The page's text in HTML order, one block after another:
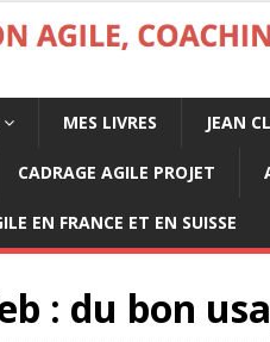
MES LIVRES JEAN
CADRAGE AGILE PROJET
EN FRANCE ET EN SUISSE
: du bon